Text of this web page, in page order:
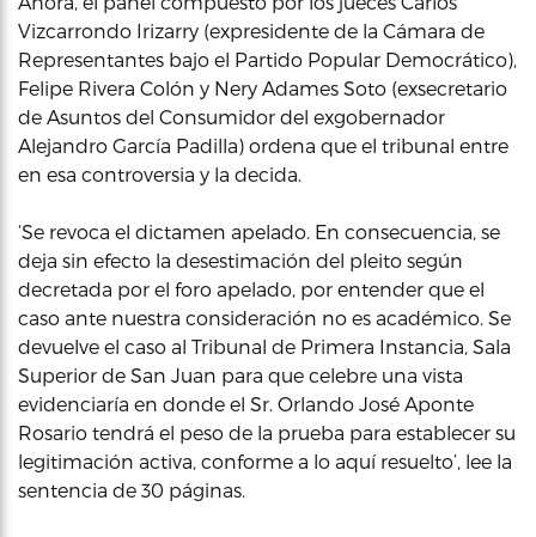
Vizcarrondo Irizarry (expresidente de la Cámara de
Representantes bajo el Partido Popular Democrático),
Felipe Rivera Colón y Nery Adames Soto (exsecretario
de Asuntos del Consumidor del exgobernador
Alejandro García Padilla) ordena que el tribunal entre
en esa controversia y la decida.
‘Se revoca el dictamen apelado. En consecuencia, se
deja sin efecto la desestimación del pleito según
decretada por el foro apelado, por entender que el
caso ante nuestra consideración no es académico. Se
devuelve el caso al Tribunal de Primera Instancia, Sala
Superior de San Juan para que celebre una vista
evidenciaría en donde el Sr. Orlando José Aponte
Rosario tendrá el peso de la prueba para establecer su
legitimación activa, conforme a lo aquí resuelto’, lee la
sentencia de 30 páginas.